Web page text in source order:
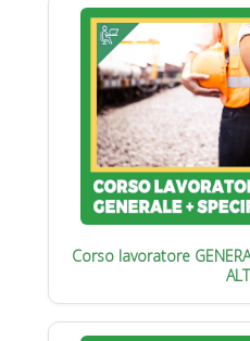
Corso lavoratore